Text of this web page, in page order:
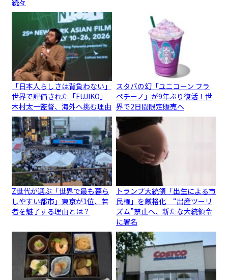
「日本人らしさは背負わない」
世界で評価された「FUJIKO」
木村太一監督、海外へ挑む理由
スタバの幻「ユニコーン フラ
ペチーノ」が9年ぶり復活！世
界で2日間限定販売へ
Z世代が選ぶ「世界で最も暮ら
しやすい都市」東京が1位、若
者を魅了する理由とは？
トランプ大統領「出生による市
民権」を厳格化 “出産ツーリ
ズム”禁止へ、新たな大統領令
に署名